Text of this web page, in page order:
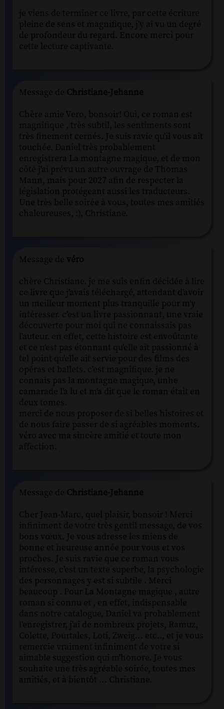
je viens de terminer ce livre, par cette écriture
pleine de sens et magnifique, j'y ai vu un degré
de profondeur du regard. Encore merci pour
cette lecture captivante.
Message de Christiane-Jehanne
Chère amie Vero, bonsoir! Oui, ce roman est
magnifique , très subtil, les sentiments sont
très finement cernés. Je suis ravie qu'il vous ait
touchée. Daniel très probablement
enregistrera La montagne magique, et de mon
côté j'ai prévu un autre ouvrage de Thomas
Mann, mais pour 2027 afin de respecter la
législation protégeant aussi les traducteurs.
Une très belle soirée à vous, toutes mes amitiés
chaleureuses, :), Christiane.
Message de véro
chère Christiane. je me suis enfin décidée à lire
ce livre que j'avais téléchargé, attendant d'avoir
un meilleur moment plus tranquille pour m'y
intéresser. c'est un livre passionnant, une vraie
découverte pour moi qui ne connaissais pas
l'auteur. en effet, cette histoire est envoûtante
et ce n'est pas étonnant qu'elle ait passionné à
tel point qu'elle ait servie pour des films des
opéras et ballets. c'est magnifique. je ne
connais pas la montagne magique, unhe
camarade l'a lu et m'a dit que le roman était en
deux tomes.
merci de nous proposer de si belles histoires et
de nous faire passer de si agréables moments.
véro avec ma sincère amitié et toute mon
affection.
Message de Christiane-Jehanne
Cher Jean-Marc, quel plaisir, bonsoir ! Merci
infiniment de votre très gentil message, de vos
bons vœux. Je vous adresse les miens de
bonne et heureuse année pour vous et vos
proches. Je suis ravie que ce roman vous
intéresse, c'est un texte superbe, la psychologie
des personnages y est si subtile . Merci
beaucoup . Pour La Montagne magique , autre
roman si connu et , en effet, indispensable
dans notre catalogue, Daniel va probablement
l'enregistrer, j'ai de nombreux projets, Ramuz,
Colette, Pourtales, Loti, Zweig… etc.., et je vous
remercie vraiment infiniment de votre si
aimable suggestion qui m'honore. Je vous
souhaite une très agréable soirée, toutes mes
amitiés, et à bientôt … Christiane.